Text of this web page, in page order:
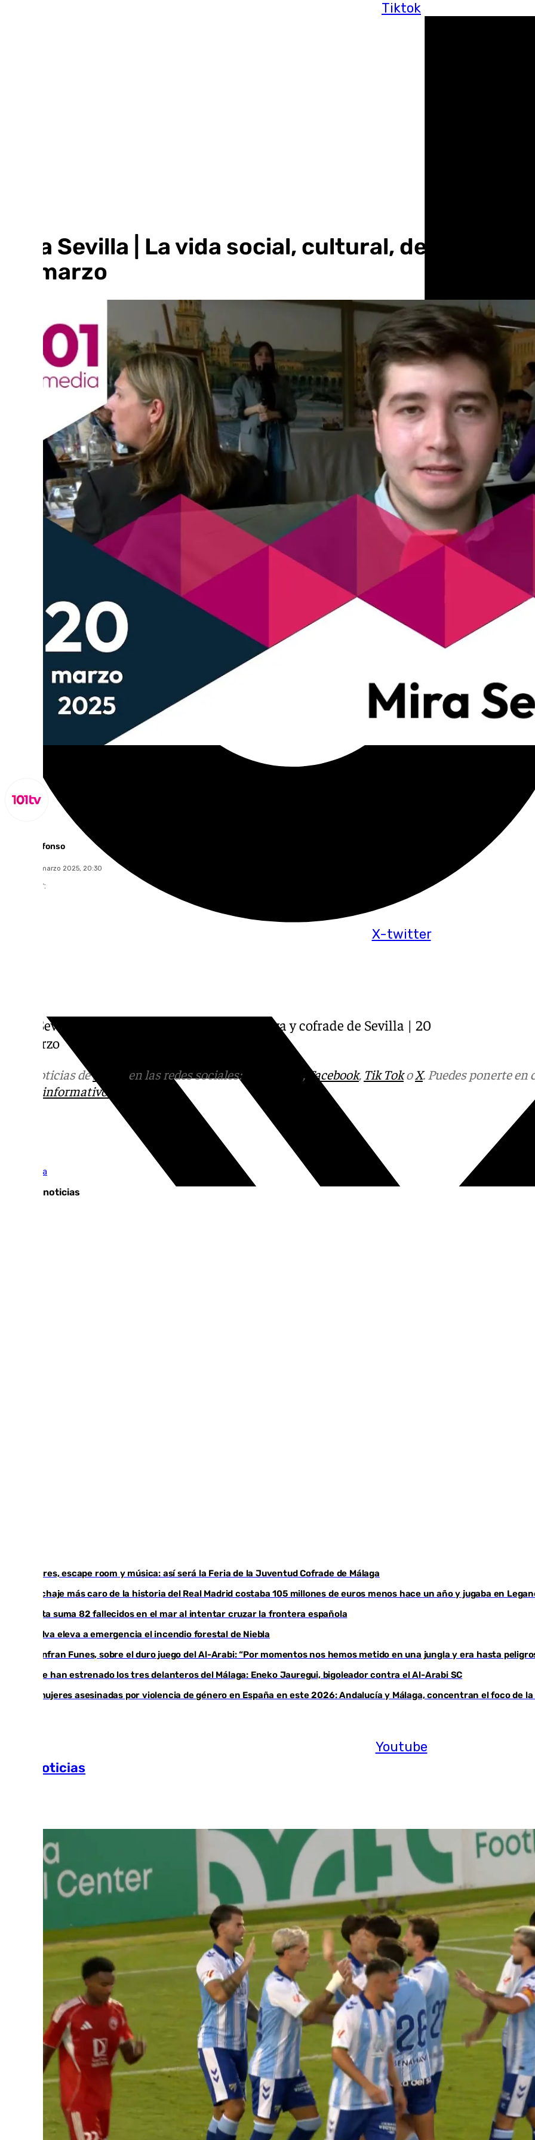
Tiktok
X-twitter
Youtube
️Mira Sevilla | La vida social, cultural, deportiva
de marzo
Miguel Alfonso
jueves, 20 marzo 2025, 20:30
Compartir:
Mira Sevilla | La vida social, cultural, deportiva y cofrade de Sevilla | 20
de marzo
Más noticias de101TV en las redes sociales: , Facebook, Tik TokoX. Puedes ponerte
informativos@101tv.es
Mira Sevilla
Últimas noticias
Talleres, escape room y música: así será la Feria de la Juventud Cofrade de Málaga
El fichaje más caro de la historia del Real Madrid costaba 105 millones de euros menos hace un año y jugaba en
Ceuta suma 82 fallecidos en el mar al intentar cruzar la frontera española
Huelva eleva a emergencia el incendio forestal de Niebla
Juanfran Funes, sobre el duro juego del Al-Arabi: “Por momentos nos hemos metido en una jungla y era hasta
Ya se han estrenado los tres delanteros del Málaga: Eneko Jauregui, bigoleador contra el Al-Arabi SC
35 mujeres asesinadas por violencia de género en España en este 2026: Andalucía y Málaga, concentran el foco de
Más noticias